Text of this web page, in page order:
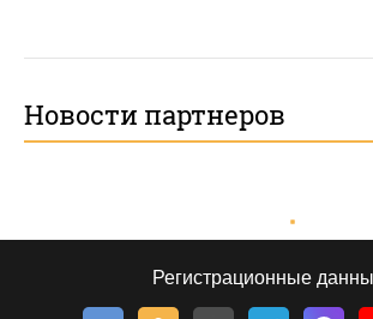
Новости партнеров
Регистрационные